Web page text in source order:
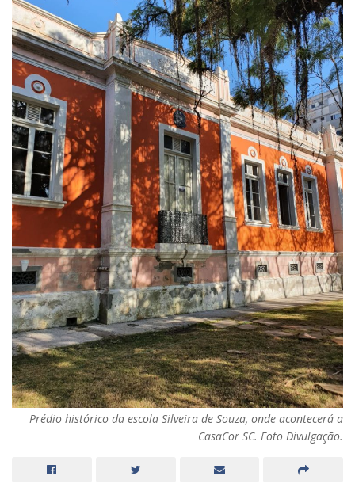
Prédio histórico da escola Silveira de Souza, onde acontecerá a
CasaCor SC. Foto Divulgação.